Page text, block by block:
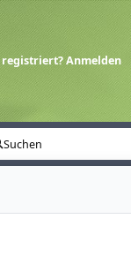
registriert? Anmelden
Suchen